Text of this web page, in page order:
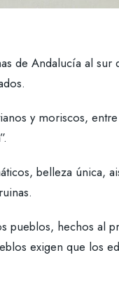
de Andalucía al sur
y moriscos,
belleza única,
pueblos, hechos al
exigen que los